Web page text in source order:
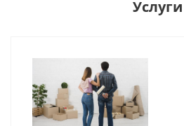
Услуги